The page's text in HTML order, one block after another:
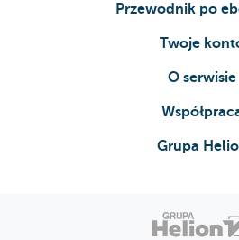
Przewodnik po
Twoje
O serwisie
Grupa